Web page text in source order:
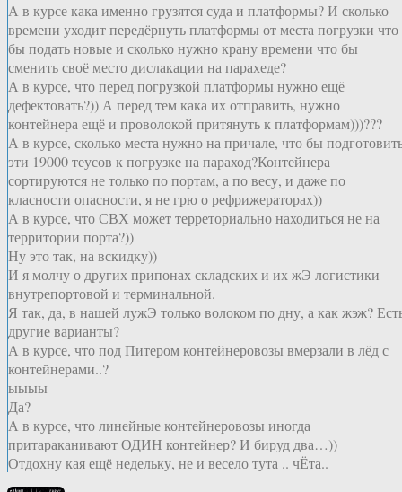
А в курсе кака именно грузятся суда и платформы? И сколько
времени уходит передёрнуть платформы от места погрузки что
бы подать новые и сколько нужно крану времени что бы
сменить своё место дислакации на парахеде?
А в курсе, что перед погрузкой платформы нужно ещё
дефектовать?)) А перед тем кака их отправить, нужно
контейнера ещё и проволокой притянуть к платформам)))???
А в курсе, сколько места нужно на причале, что бы
эти 19000 теусов к погрузке на параход?Контейнера
сортируются не только по портам, а по весу, и даже по
класности опасности, я не грю о рефрижераторах))
А в курсе, что СВХ может терреториально находиться не на
территории порта?))
Ну это так, на вскидку))
И я молчу о других припонах складских и их жЭ логистики
внутрепортовой и терминальной.
Я так, да, в нашей лужЭ только волоком по дну, а как жэж?
другие варианты?
А в курсе, что под Питером контейнеровозы вмерзали в лёд с
контейнерами..?
ыыыы
Да?
А в курсе, что линейные контейнеровозы иногда
притараканивают ОДИН контейнер? И бируд два…))
Отдохну кая ещё недельку, не и весело тута .. чЁта..